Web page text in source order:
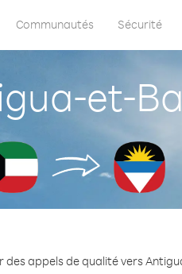
Communautés Sécurité
et-
des appels de qualité vers